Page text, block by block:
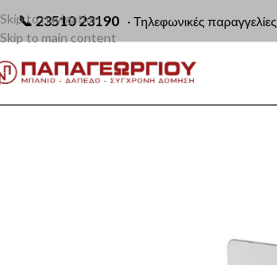
📞 23510 23190 · Τηλεφωνικές παραγγελίες
Skip to navigation
Skip to main content